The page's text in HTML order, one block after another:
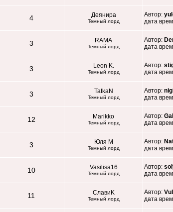
4 Деянира
Темный лорд
Автор:
дата
3 RAMA
Темный лорд
Автор:
дата
3 Leon K.
Темный лорд
Автор:
дата
3 TatkaN
Темный лорд
Автор:
дата
12 Marikko
Темный лорд
Автор:
дата
3 Юля М
Темный лорд
Автор:
дата
10 Vasilisa16
Темный лорд
Автор:
дата
11 СлавиK
Темный лорд
Автор:
дата